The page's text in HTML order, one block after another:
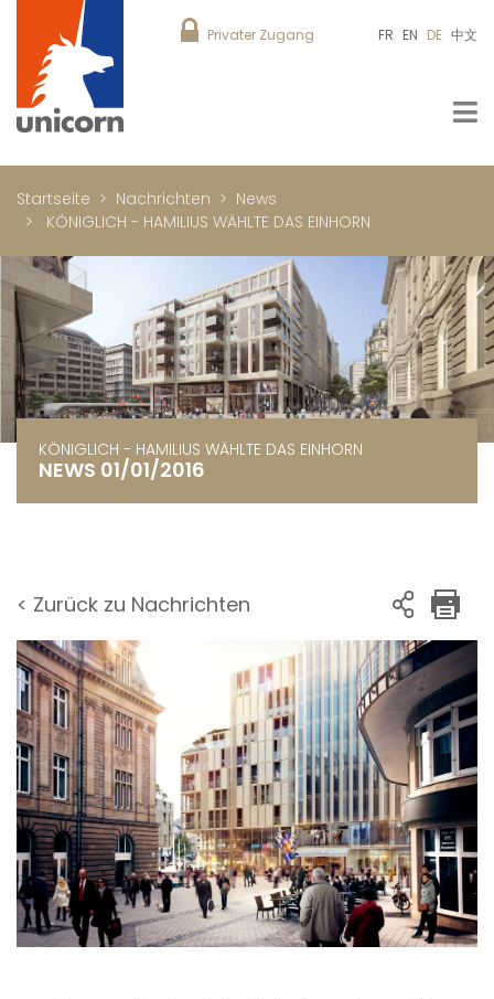
Privater Zugang FR EN DE 中文
Startseite Nachrichten
News
KÖNIGLICH - HAMILIUS WÄHLTE DAS EINHORN
KÖNIGLICH - HAMILIUS WÄHLTE DAS EINHORN
NEWS 01/01/2016
< Zurück zu Nachrichten